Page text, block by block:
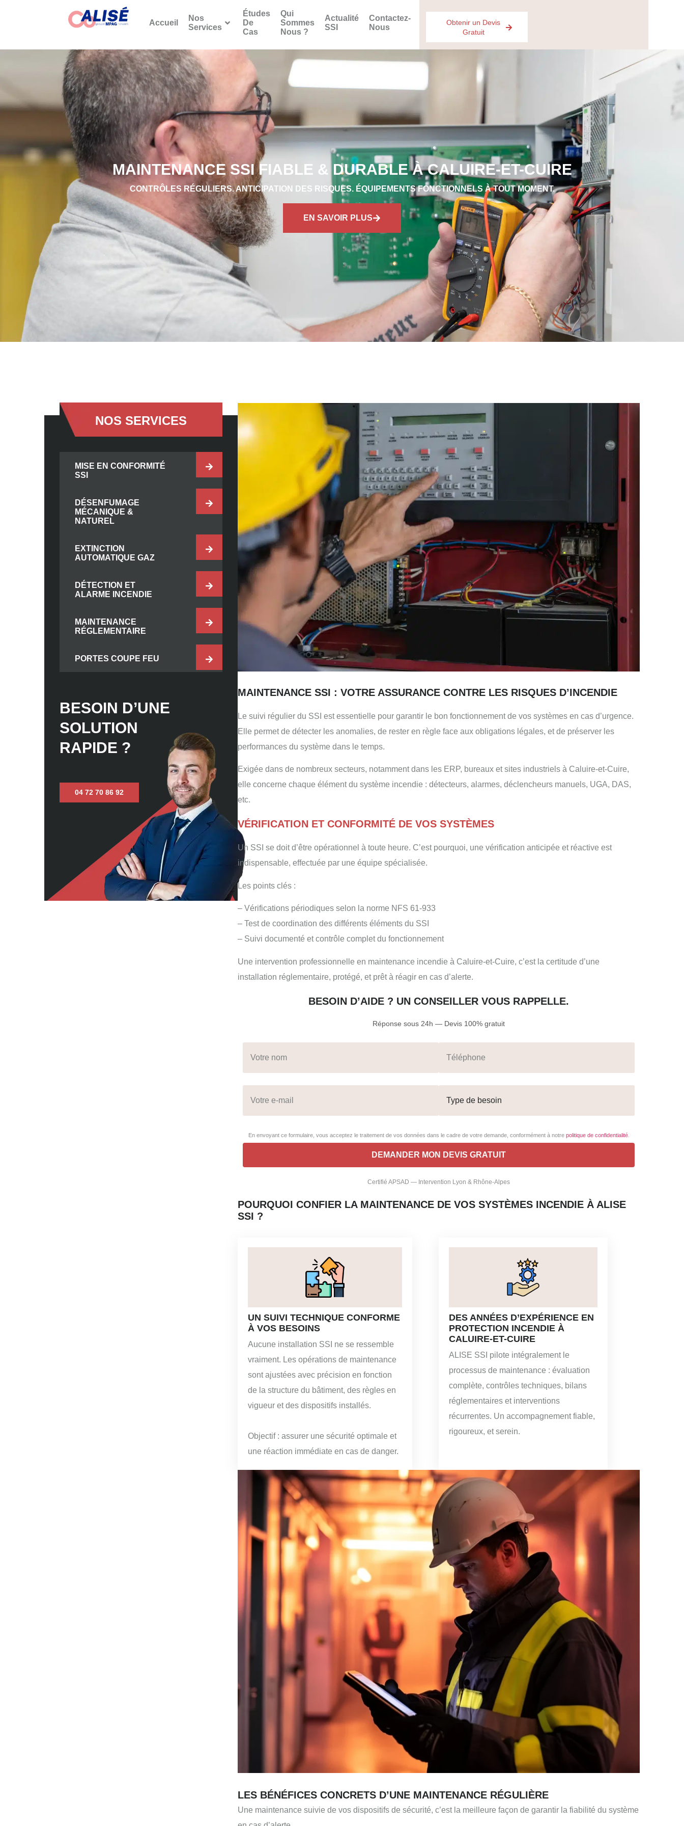
Accueil
Nos
Services
Études
De
Cas
Qui
Sommes
Nous ?
Actualité
SSI
Contactez-
Nous
Obtenir un Devis
Gratuit
MAINTENANCE SSI FIABLE & DURABLE À CALUIRE-ET-CUIRE
CONTRÔLES RÉGULIERS. ANTICIPATION DES RISQUES. ÉQUIPEMENTS FONCTIONNELS À TOUT MOMENT.
EN SAVOIR PLUS
NOS SERVICES
MISE EN CONFORMITÉ
SSI
DÉSENFUMAGE
MÉCANIQUE &
NATUREL
EXTINCTION
AUTOMATIQUE GAZ
DÉTECTION ET
ALARME INCENDIE
MAINTENANCE
RÉGLEMENTAIRE
PORTES COUPE FEU
BESOIN D’UNE
SOLUTION
RAPIDE ?
04 72 70 86 92
MAINTENANCE SSI : VOTRE ASSURANCE CONTRE LES RISQUES D’INCENDIE
Le suivi régulier du SSI est essentielle pour garantir le bon fonctionnement de vos systèmes en cas d’urgence.
Elle permet de détecter les anomalies, de rester en règle face aux obligations légales, et de préserver les
performances du système dans le temps.
Exigée dans de nombreux secteurs, notamment dans les ERP, bureaux et sites industriels à Caluire-et-Cuire,
elle concerne chaque élément du système incendie : détecteurs, alarmes, déclencheurs manuels, UGA, DAS,
etc.
VÉRIFICATION ET CONFORMITÉ DE VOS SYSTÈMES
Un SSI se doit d’être opérationnel à toute heure. C’est pourquoi, une vérification anticipée et réactive est
indispensable, effectuée par une équipe spécialisée.
Les points clés :
– Vérifications périodiques selon la norme NFS 61-933
– Test de coordination des différents éléments du SSI
– Suivi documenté et contrôle complet du fonctionnement
Une intervention professionnelle en maintenance incendie à Caluire-et-Cuire, c’est la certitude d’une
installation réglementaire, protégé, et prêt à réagir en cas d’alerte.
BESOIN D’AIDE ? UN CONSEILLER VOUS RAPPELLE.
Réponse sous 24h — Devis 100% gratuit
En envoyant ce formulaire, vous acceptez le traitement de vos données dans le cadre de votre demande, conformément à notre politique de confidentialité.
Certifié APSAD — Intervention Lyon & Rhône-Alpes
POURQUOI CONFIER LA MAINTENANCE DE VOS SYSTÈMES INCENDIE À ALISE
SSI ?
UN SUIVI TECHNIQUE CONFORME
À VOS BESOINS
Aucune installation SSI ne se ressemble
vraiment. Les opérations de maintenance
sont ajustées avec précision en fonction
de la structure du bâtiment, des règles en
vigueur et des dispositifs installés.
Objectif : assurer une sécurité optimale et
une réaction immédiate en cas de danger.
DES ANNÉES D’EXPÉRIENCE EN
PROTECTION INCENDIE À
CALUIRE-ET-CUIRE
ALISE SSI pilote intégralement le
processus de maintenance : évaluation
complète, contrôles techniques, bilans
réglementaires et interventions
récurrentes. Un accompagnement fiable,
rigoureux, et serein.
LES BÉNÉFICES CONCRETS D’UNE MAINTENANCE RÉGULIÈRE
Une maintenance suivie de vos dispositifs de sécurité, c’est la meilleure façon de garantir la fiabilité du système